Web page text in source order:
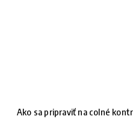
Ako sa pripraviť na colné